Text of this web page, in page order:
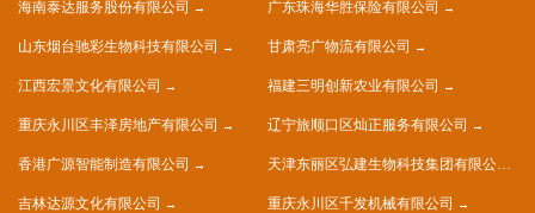
海南泰达服务股份有限公司 广东珠海华胜保险有限公司
山东烟台驰彩生物科技有限公司 甘肃亮广物流有限公司
江西宏景文化有限公司 福建三明创新农业有限公司
重庆永川区丰泽房地产有限公司 辽宁旅顺口区灿正服务有限公司
香港广源智能制造有限公司 天津东丽区弘建生物科技集团有限公司
吉林达源文化有限公司 重庆永川区千发机械有限公司